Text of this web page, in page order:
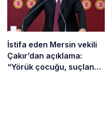
İstifa eden Mersin vekili
Çakır’dan açıklama:
“Yörük çocuğu, suçlanan